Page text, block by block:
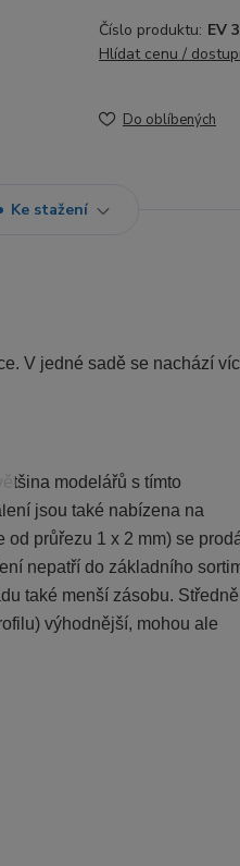
Číslo produktu: EV
Hlídat cenu /
Do oblíbených
Ke stažení
V jedné sadě se nachází
modelářů s tímto
jsou také nabízena na
průřezu 1 x 2 mm) se
nepatří do základního
také menší zásobu. Středně
výhodnější, mohou ale